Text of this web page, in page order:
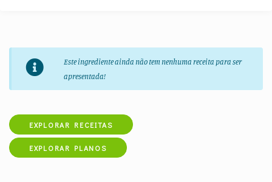
Este ingrediente ainda não tem nenhuma receita para ser
apresentada!
EXPLORAR RECEITAS
EXPLORAR PLANOS